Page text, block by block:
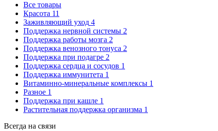
Все товары
Красота 11
Заживляющий уход 4
Поддержка нервной системы 2
Поддержка работы мозга 2
Поддержка венозного тонуса 2
Поддержка при подагре 2
Поддержка сердца и сосудов 1
Поддержка иммунитета 1
Витаминно-минеральные комплексы 1
Разное 1
Поддержка при кашле 1
Растительная поддержка организма 1
Всегда на связи